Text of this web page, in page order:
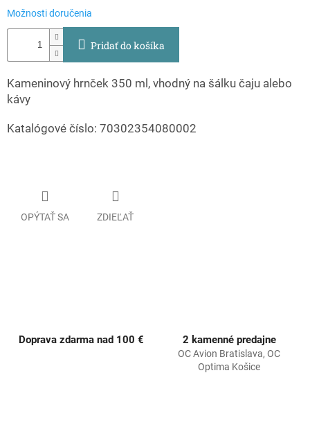
Možnosti doručenia
Pridať do košíka
Kameninový hrnček 350 ml, vhodný na šálku čaju alebo
kávy
Katalógové číslo: 70302354080002
OPÝTAŤ SA ZDIEĽAŤ
Doprava zdarma nad 100 € 2 kamenné predajne
OC Avion Bratislava, OC
Optima Košice